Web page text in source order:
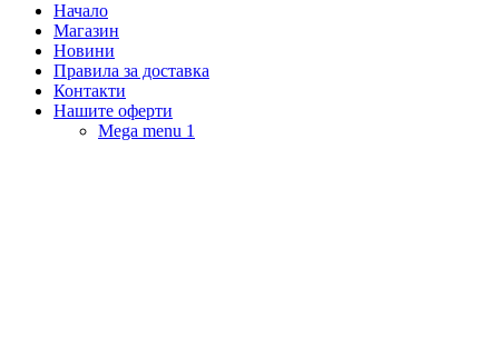
Начало
Магазин
Новини
Правила за доставка
Контакти
Нашите оферти
Mega menu 1